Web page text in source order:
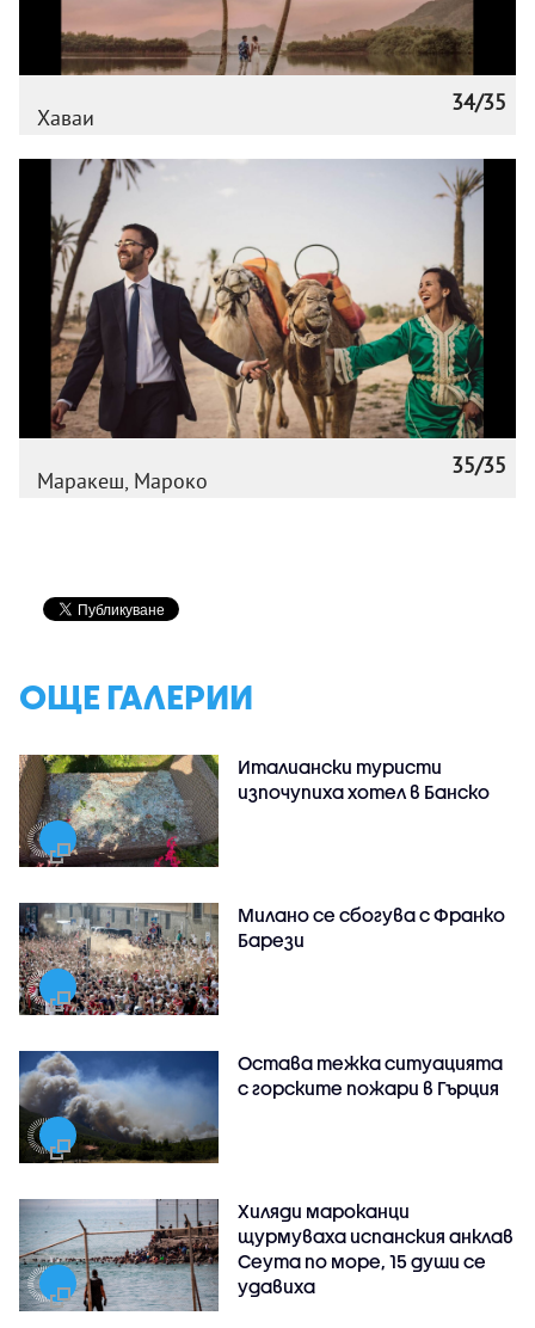
34/35
Хаваи
35/35
Маракеш, Мароко
ОЩЕ ГАЛЕРИИ
Италиански туристи
изпочупиха хотел в Банско
Милано се сбогува с Франко
Барези
Остава тежка ситуацията
с горските пожари в Гърция
Хиляди мароканци
щурмуваха испанския анклав
Сеута по море, 15 души се
удавиха